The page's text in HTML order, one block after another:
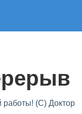
работы! (С) Доктор